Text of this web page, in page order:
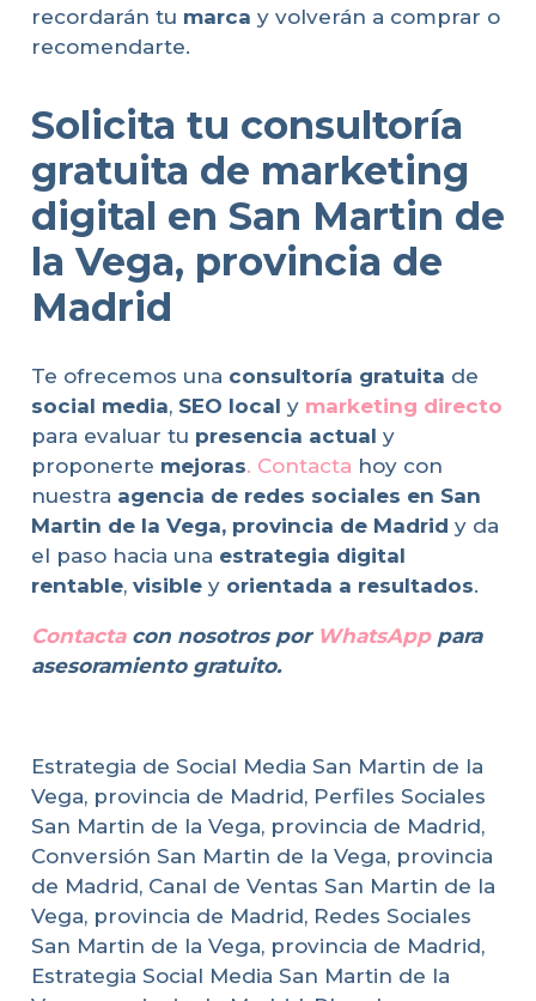
recordarán tu marca y volverán a comprar o
recomendarte.
Solicita tu consultoría
gratuita de marketing
digital en San Martin de
la Vega, provincia de
Madrid
Te ofrecemos una consultoría gratuita de
social media, SEO local y marketing directo
para evaluar tu presencia actual y
proponerte mejoras. Contacta hoy con
nuestra agencia de redes sociales en San
Martin de la Vega, provincia de Madrid y da
el paso hacia una estrategia digital
rentable, visibley orientada a resultados.
Contactacon nosotros por WhatsApppara
asesoramiento gratuito.
Estrategia de Social Media San Martin de la
Vega, provincia de Madrid, Perfiles Sociales
San Martin de la Vega, provincia de Madrid,
Conversión San Martin de la Vega, provincia
de Madrid, Canal de Ventas San Martin de la
Vega, provincia de Madrid, Redes Sociales
San Martin de la Vega, provincia de Madrid,
Estrategia Social Media San Martin de la